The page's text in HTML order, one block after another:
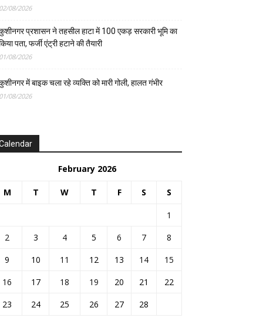
02/08/2026
प्रशासन ने तहसील हाटा में 100 एकड़ सरकारी भूमि का
पता, फर्जी एंट्री हटाने की तैयारी
01/08/2026
में बाइक चला रहे व्यक्ति को मारी गोली, हालत गंभीर
01/08/2026
February 2026
M T W T F S S
1
2
3 4 5 6 7
8
9
10 11 12 13 14
15
16
17 18 19 20 21
22
23
24 25 26 27
28